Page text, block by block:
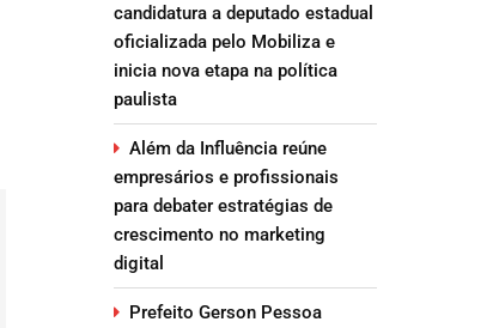
candidatura a deputado estadual
oficializada pelo Mobiliza e
inicia nova etapa na política
paulista
Além da Influência reúne
empresários e profissionais
para debater estratégias de
crescimento no marketing
digital
Prefeito Gerson Pessoa